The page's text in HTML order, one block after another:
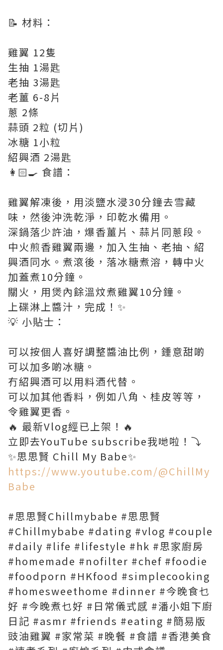
📝 材料：
雞翼 12隻
生抽 1湯匙
老抽 3湯匙
老薑 6-8片
蔥 2條
蒜頭 2粒 (切片)
冰糖 1小粒
紹興酒 2湯匙
👩🏻‍🍳 食譜：
雞翼解凍後，用淡鹽水浸30分鐘去雪藏
味，然後沖洗乾淨，印乾水備用。
深鍋落少許油，爆香薑片、蒜片同蔥段。
中火煎香雞翼兩邊，加入生抽、老抽、紹
興酒同水。煮滾後，落冰糖煮溶，轉中火
加蓋煮10分鐘。
關火，用煲內餘溫炆煮雞翼10分鐘。
上碟淋上醬汁，完成！✨
💡 小貼士：
可以按個人喜好調整醬油比例，鍾意甜啲
可以加多啲冰糖。
冇紹興酒可以用料酒代替。
可以加其他香料，例如八角、桂皮等等，
令雞翼更香。
🔥 最新Vlog經已上架！🔥
立即去YouTube subscribe我哋啦！⤵️
https://www.youtube.com/@ChillMy
Babe
#思思賢Chillmybabe #思思賢
#Chillmybabe #dating #vlog #couple
#daily #life #lifestyle #hk #思家廚房
#homemade #nofilter #chef #foodie
#foodporn #HKfood #simplecooking
#homesweethome #dinner #今晚食乜
好 #今晚煮乜好 #日常儀式感 #潘小姐下廚
日記 #asmr #friends #eating #簡易版
豉油雞翼 #家常菜 #晚餐 #食譜 #香港美食